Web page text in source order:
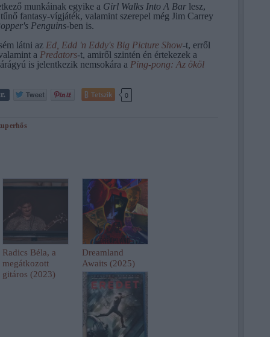
munkáinak egyike a Girl Walks Into A Bar lesz,
fantasy-vígjáték, valamint szerepel még Jim Carrey
Penguins-ben is.
látni az Ed, Edd 'n Eddy's Big Picture Show-t, erről
a Predators-t, amiről szintén én értekezek a
is jelentkezik nemsokára a Ping-pong: Az ököl
Tetszik 0
Radics Béla, a
megátkozott
gitáros (2023)
Dreamland
Awaits (2025)